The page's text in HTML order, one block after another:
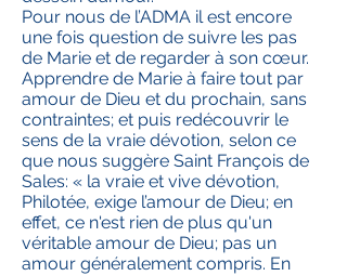
Pour nous de l’ADMA il est encore
une fois question de suivre les pas
de Marie et de regarder à son cœur.
Apprendre de Marie à faire tout par
amour de Dieu et du prochain, sans
contraintes; et puis redécouvrir le
sens de la vraie dévotion, selon ce
que nous suggère Saint François de
Sales: « la vraie et vive dévotion,
Philotée, exige l’amour de Dieu; en
effet, ce n'est rien de plus qu'un
véritable amour de Dieu; pas un
amour généralement compris. En